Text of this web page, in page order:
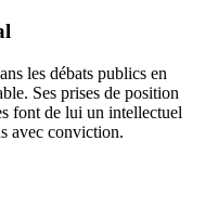
les débats publics en
Ses prises de position
font de lui un intellectuel
avec conviction.